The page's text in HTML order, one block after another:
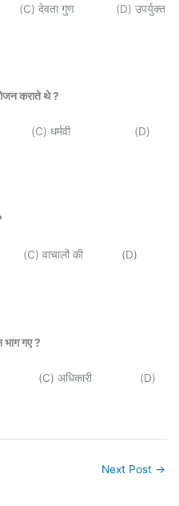
देवता गुण (D) उपर्युक्त
कराते थे?
(C) धर्मवी (D)
(C) वाचालों की (D)
गए?
अधिकारी (D)
Next Post →